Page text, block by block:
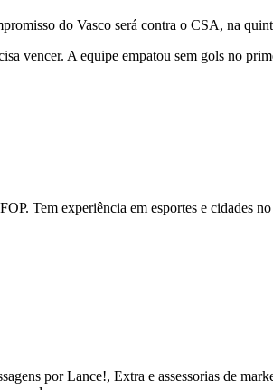
do Vasco será contra o CSA, na
vencer. A equipe empatou sem gols no
Tem experiência em esportes e cidades
por Lance!, Extra e assessorias de